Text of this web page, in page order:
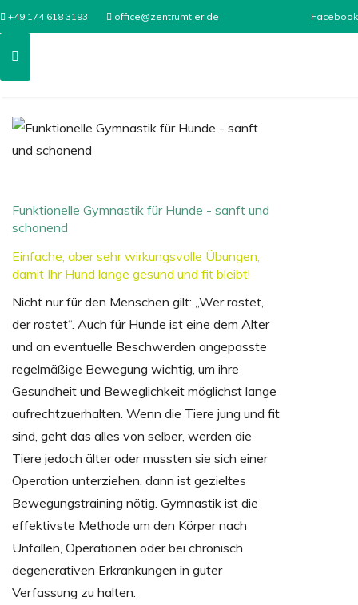
+49 174 618 3193 office@zentrumtier.de Facebook
Funktionelle Gymnastik für Hunde - sanft und
schonend
Einfache, aber sehr wirkungsvolle Übungen,
damit Ihr Hund lange gesund und fit bleibt!
Nicht nur für den Menschen gilt: „Wer rastet,
der rostet“. Auch für Hunde ist eine dem Alter
und an eventuelle Beschwerden angepasste
regelmäßige Bewegung wichtig, um ihre
Gesundheit und Beweglichkeit möglichst lange
aufrechtzuerhalten. Wenn die Tiere jung und fit
sind, geht das alles von selber, werden die
Tiere jedoch älter oder mussten sie sich einer
Operation unterziehen, dann ist gezieltes
Bewegungstraining nötig. Gymnastik ist die
effektivste Methode um den Körper nach
Unfällen, Operationen oder bei chronisch
degenerativen Erkrankungen in guter
Verfassung zu halten.